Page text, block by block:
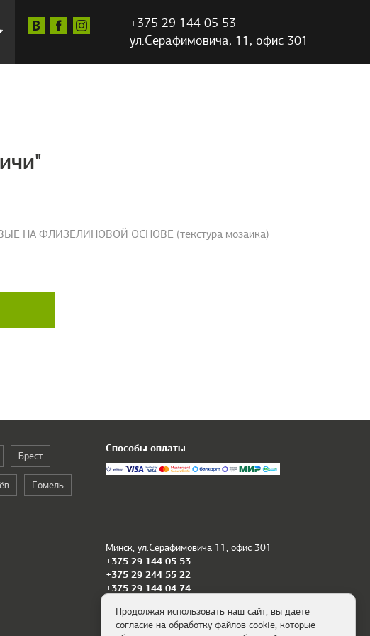
+375 29 144 05 53
ул.Серафимовича, 11, офис 301
НА ФЛИЗЕЛИНОВОЙ ОСНОВЕ (текстура мозаика)
Брест
Гомель
Способы оплаты
Минск, ул.Серафимовича 11, офис 301
+375 29 144 05 53
+375 29 244 55 22
+375 29 144 04 74
Политика обработки персональных
данных
Продолжая использовать наш сайт, вы даете
согласие на обработку файлов cookie, которые